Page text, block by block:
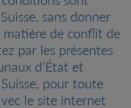
sans donner
de conflit de
par les présentes
d’État et
pour toute
le site internet